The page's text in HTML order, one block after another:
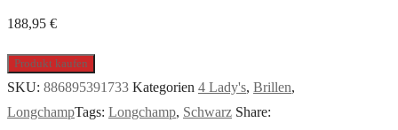
188,95 €
Produkt kaufen
SKU: 886895391733 Kategorien 4 Lady's, Brillen,
LongchampTags: Longchamp, Schwarz Share: